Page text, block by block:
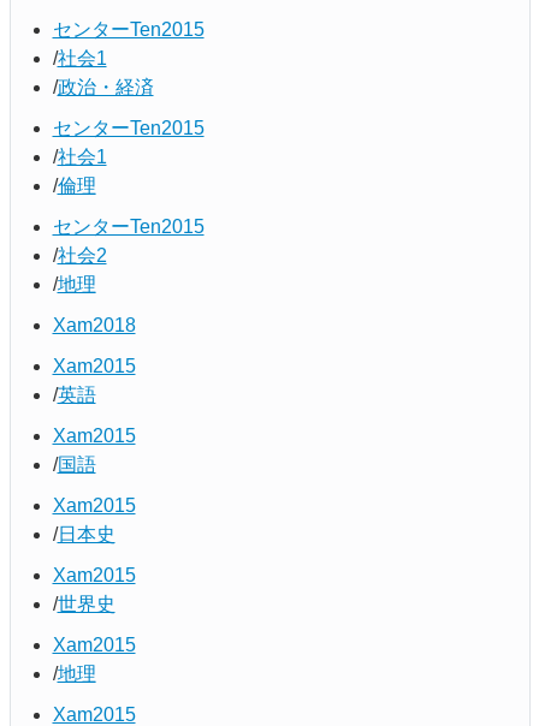
センターTen2015
社会1
政治・経済
センターTen2015
社会1
倫理
センターTen2015
社会2
地理
Xam2018
Xam2015
英語
Xam2015
国語
Xam2015
日本史
Xam2015
世界史
Xam2015
地理
Xam2015